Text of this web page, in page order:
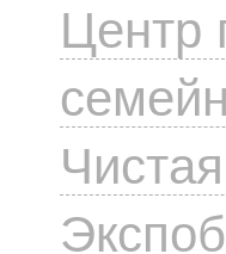
Центр